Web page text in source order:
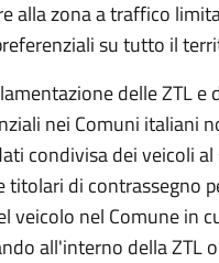
alla zona a traffico
su tutto il
delle ZTL e
nei Comuni italiani
condivisa dei veicoli
titolari di contrassegno
veicolo nel Comune in
all'interno della ZTL